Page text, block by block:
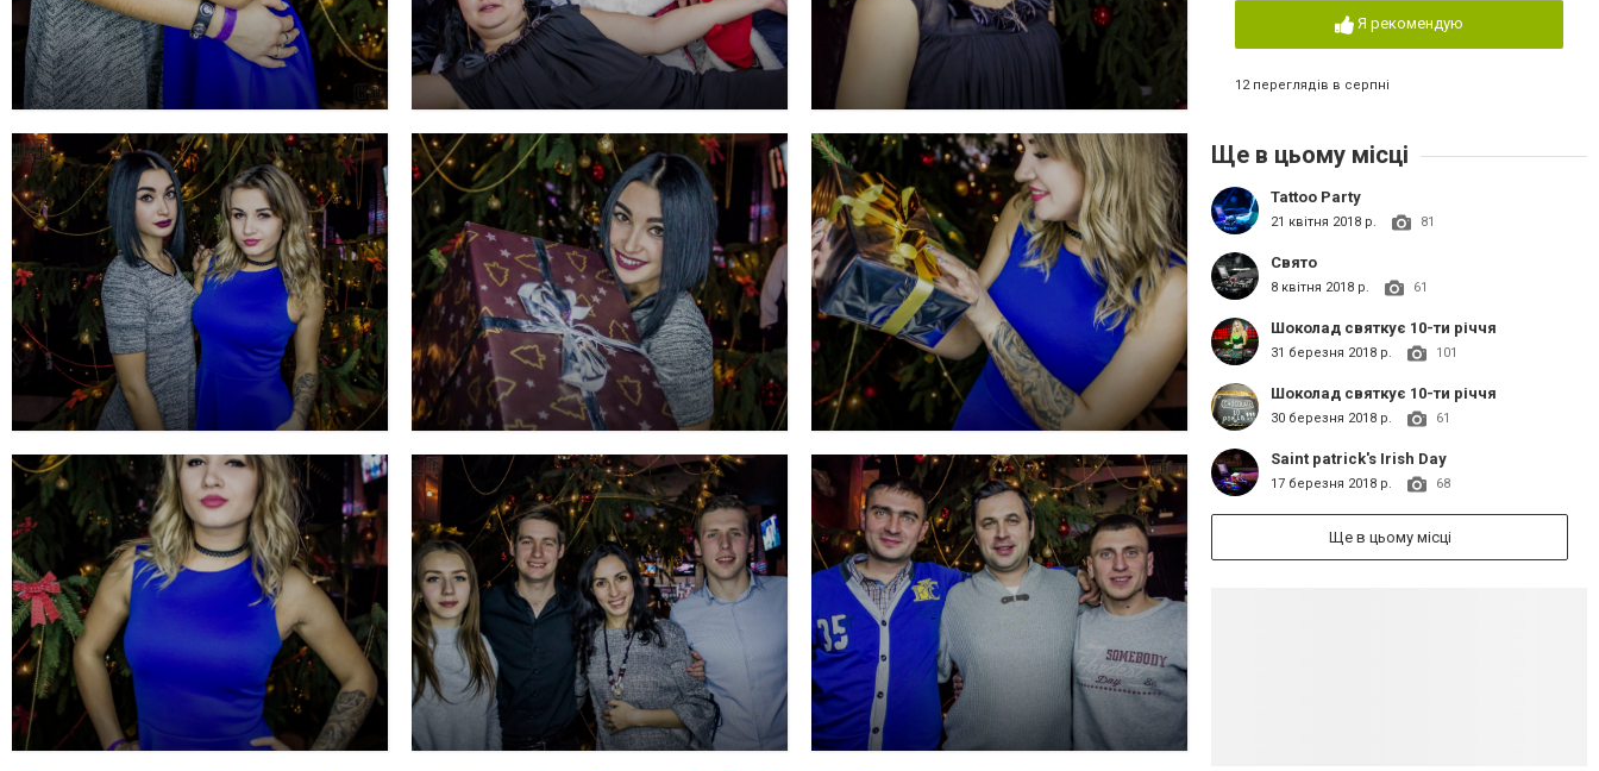
Я рекомендую
12 переглядів в серпні
Ще в цьому місці
Tattoo Party
21 квітня 2018 р. 81
Свято
8 квітня 2018 р. 61
Шоколад святкує 10-ти річчя
31 березня 2018 р. 101
Шоколад святкує 10-ти річчя
30 березня 2018 р. 61
Saint patrick's Irish Day
17 березня 2018 р. 68
Ще в цьому місці